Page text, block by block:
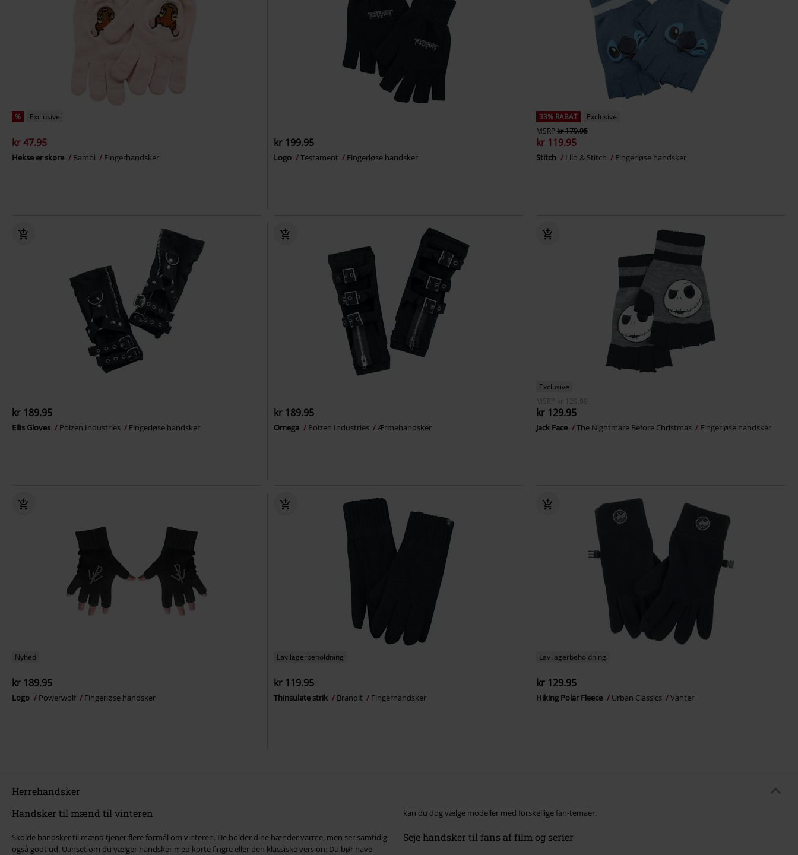
% Exclusive
kr 47.95
Hekse er skøre Bambi Fingerhandsker
kr 199.95
Logo Testament Fingerløse handsker
33% RABAT
Exclusive
MSRPkr 179.95
kr 119.95
Stitch Lilo & Stitch Fingerløse handsker
kr 189.95
Ellis Gloves Poizen Industries Fingerløse handsker
kr 189.95
Omega Poizen Industries Ærmehandsker
Exclusive
MSRP
kr 129.99
kr 129.95
Jack Face The Nightmare Before Christmas Fingerløse handsker
Nyhed
kr 189.95
Logo Powerwolf Fingerløse handsker
Lav lagerbeholdning
kr 119.95
Thinsulate strik Brandit Fingerhandsker
Lav lagerbeholdning
kr 129.95
Hiking Polar Fleece Urban Classics Vanter
Herrehandsker
Handsker til mænd til vinteren
Skolde handsker til mænd tjener flere formål om vinteren. De holder dine hænder varme, men ser samtidig
også godt ud. Uanset om du vælger handsker med korte fingre eller den klassiske version: Du bør have
kan du dog vælge modeller med forskellige fan-temaer.
Seje handsker til fans af film og serier